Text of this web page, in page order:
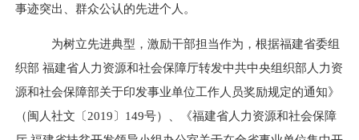
事迹突出、群众公认的先进个人。
为树立先进典型，激励干部担当作为，根据福建省委组
织部 福建省人力资源和社会保障厅转发中共中央组织部人力资
源和社会保障部关于印发事业单位工作人员奖励规定的通知》
（闽人社文〔2019〕 149号）、《福建省人力资源和社会保障